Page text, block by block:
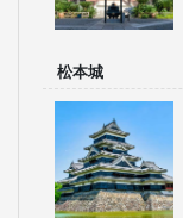
松本城